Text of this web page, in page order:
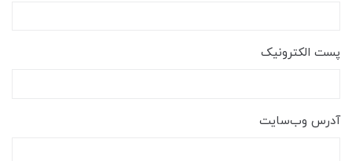
پست الکترونیک
آدرس وب‌سایت